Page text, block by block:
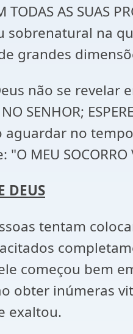
TODAS AS
sobrenatural na
grandes
não se revelar
NO SENHOR;
no
MEU SOCORRO
DEUS
tentam
começou bem
obter inúmeras
exaltou.